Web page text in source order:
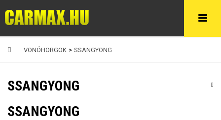
VONÓHORGOK > SSANGYONG
SSANGYONG
SSANGYONG